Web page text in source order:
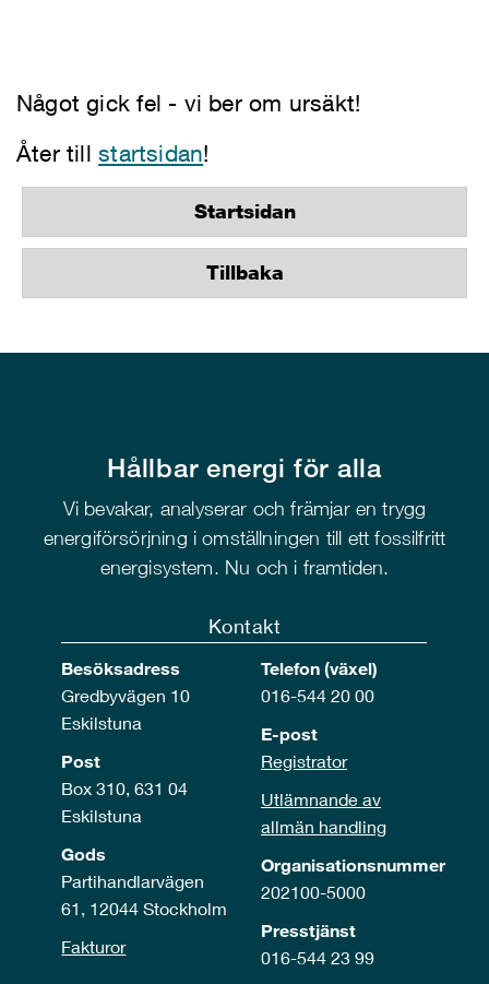
Något gick fel - vi ber om ursäkt!
Åter tillstartsidan!
Startsidan
Tillbaka
Hållbar energi för alla
Vi bevakar, analyserar och främjar en trygg
energiförsörjning i omställningen till ett fossilfritt
energisystem. Nu och i framtiden.
Kontakt
Besöksadress
Gredbyvägen 10
Eskilstuna
Post
Box 310, 631 04
Eskilstuna
Gods
Partihandlarvägen
61, 12044 Stockholm
Fakturor
Telefon (växel)
016-544 20 00
E-post
Registrator
Utlämnande av
allmän handling
Organisationsnummer
202100-5000
Presstjänst
016-544 23 99